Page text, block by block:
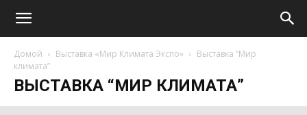
Домой Выставка «Мир Климата Экспо»
Выставка “Мир
климата”
ВЫСТАВКА “МИР КЛИМАТА”